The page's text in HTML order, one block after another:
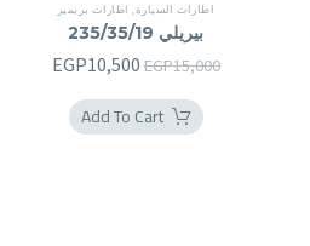
اطارات السيارة اطارات بريمير
بيريلي 235/35/19
EGP15,000
السعر
الأصلي
هو:
EGP10,500
Add To Cart